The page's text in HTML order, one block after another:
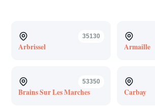
35130
Arbrissel Armaille
53350
Brains Sur Les Marches Carbay